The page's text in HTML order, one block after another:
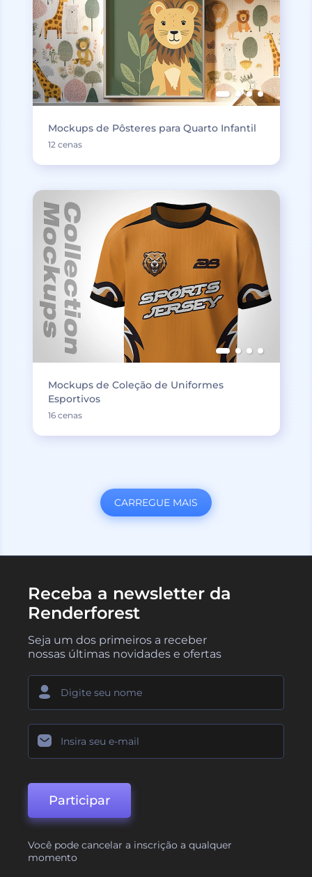
Mockups de Pôsteres para Quarto Infantil
12 cenas
Mockups de Coleção de Uniformes
Esportivos
16 cenas
CARREGUE MAIS
Receba a newsletter da
Renderforest
Seja um dos primeiros a receber
nossas últimas novidades e ofertas
Participar
Você pode cancelar a inscrição a qualquer
momento